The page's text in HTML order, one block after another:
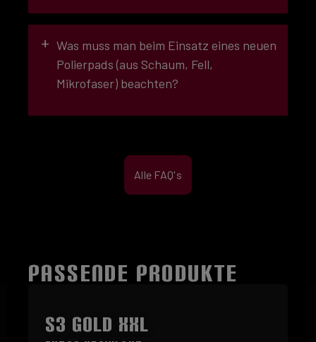
MEDIUM (4)
+ Was muss man beim Einsatz eines neuen
Polierpads (aus Schaum, Fell,
Mikrofaser) beachten?
Alle FAQ's
Produktgalerie überspringen
PASSENDE PRODUKTE
S3 GOLD XXL